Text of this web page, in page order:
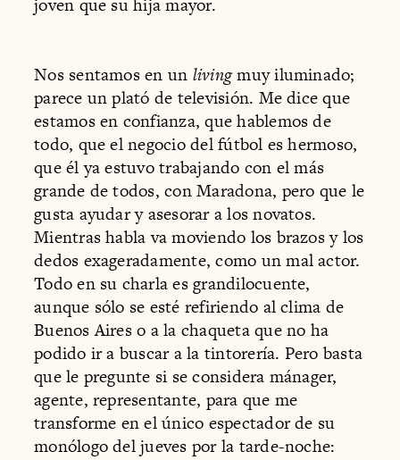
Nos sentamos en un livingmuy iluminado;
parece un plató de televisión. Me dice que
estamos en confianza, que hablemos de
todo, que el negocio del fútbol es hermoso,
que él ya estuvo trabajando con el más
grande de todos, con Maradona, pero que le
gusta ayudar y asesorar a los novatos.
Mientras habla va moviendo los brazos y los
dedos exageradamente, como un mal actor.
Todo en su charla es grandilocuente,
aunque sólo se esté refiriendo al clima de
Buenos Aires o a la chaqueta que no ha
podido ir a buscar a la tintorería. Pero basta
que le pregunte si se considera mánager,
agente, representante, para que me
transforme en el único espectador de su
monólogo del jueves por la tarde-noche: